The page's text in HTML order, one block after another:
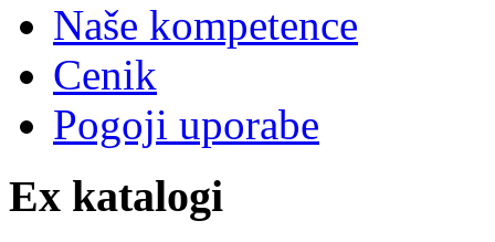
Naše kompetence
Cenik
Pogoji uporabe
Ex katalogi